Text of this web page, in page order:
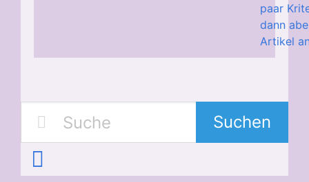
paar
dann
Artikel
Suchen